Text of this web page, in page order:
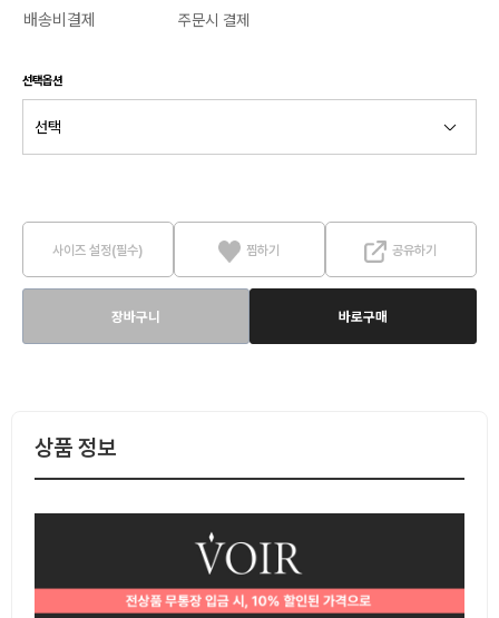
배송비결제 주문시 결제
선택옵션
사이즈 설정(필수) 찜하기 공유하기
장바구니 바로구매
상품 정보